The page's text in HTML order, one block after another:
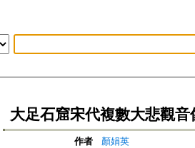
大足石窟宋代複數大悲觀音
作者
顏娟英